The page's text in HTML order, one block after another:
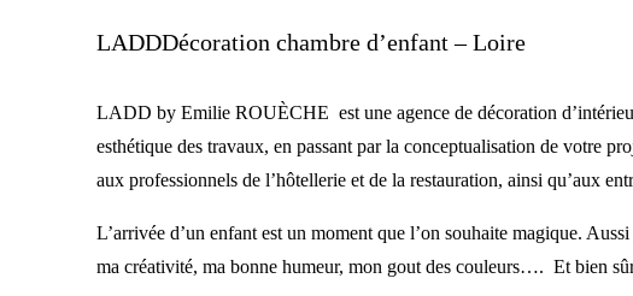
LADDDécoration chambre d’enfant – Loire
LADD by Emilie ROUÈCHE est une agence de décoration
esthétique des travaux, en passant par la conceptualisation de votre
aux professionnels de l’hôtellerie et de la restauration, ainsi qu’aux
L’arrivée d’un enfant est un moment que l’on souhaite magique.
ma créativité, ma bonne humeur, mon gout des couleurs…. Et bien